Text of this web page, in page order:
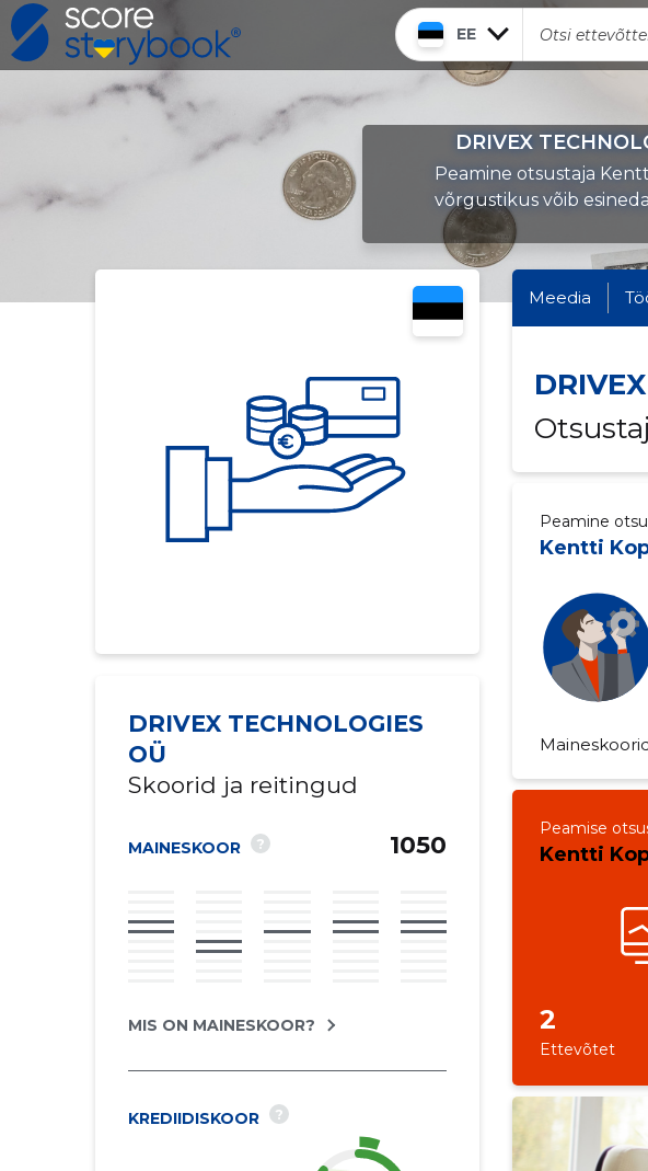
EE
DRIVEX
Peamine otsustaja
võrgustikus võib
DRIVEX TECHNOLOGIES
OÜ
Skoorid ja reitingud
MAINESKOOR ? 1050
MIS ON MAINESKOOR?
KREDIIDISKOOR ?
Meedia
Peamine
Kentti
Peamise
Kentti
2
Ettevõtet